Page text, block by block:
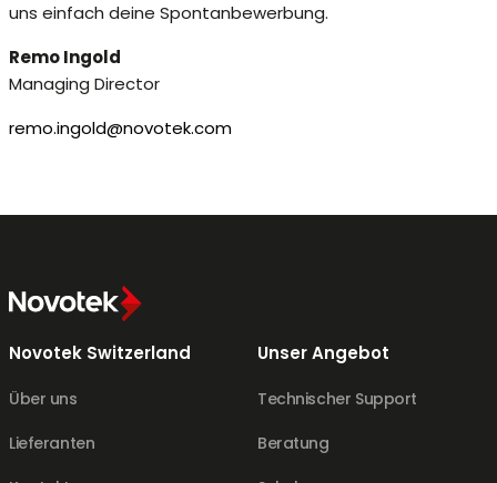
uns einfach deine Spontanbewerbung.
Remo Ingold
Managing Director
remo.ingold@novotek.com
Novotek Switzerland
Über uns
Lieferanten
Unser Angebot
Technischer Support
Beratung